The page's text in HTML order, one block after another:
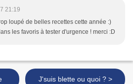
21:19
loupé de belles recettes cette année :)
les favoris à tester d'urgence ! merci :D
J'suis blette ou quoi ? >